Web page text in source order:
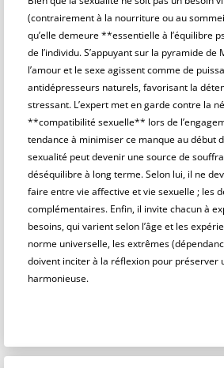
(contrairement à la nourriture ou au
qu’elle demeure **essentielle à l’équilibre
de l’individu. S’appuyant sur la pyramide
l’amour et le sexe agissent comme de
antidépresseurs naturels, favorisant la
stressant. L’expert met en garde contre la
**compatibilité sexuelle** lors de
tendance à minimiser ce manque au début
sexualité peut devenir une source de
déséquilibre à long terme. Selon lui, il ne
faire entre vie affective et vie sexuelle ; les
complémentaires. Enfin, il invite chacun à
besoins, qui varient selon l’âge et les
norme universelle, les extrêmes
doivent inciter à la réflexion pour préserver
harmonieuse.